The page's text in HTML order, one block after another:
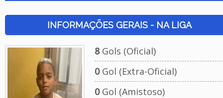
INFORMAÇÕES GERAIS - NA LIGA
8Gols (Oficial)
0Gol (Extra-Oficial)
0Gol (Amistoso)